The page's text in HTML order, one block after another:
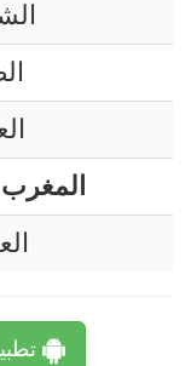
المغرب